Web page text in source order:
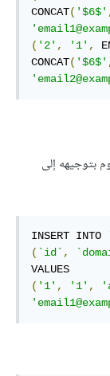
CONCAT( '$6$'
( '2' , '1' ,
CONCAT( '$6$'
بتوجيهه إلى
INSERT INTO
( `id` ,
( '1' , '1' ,